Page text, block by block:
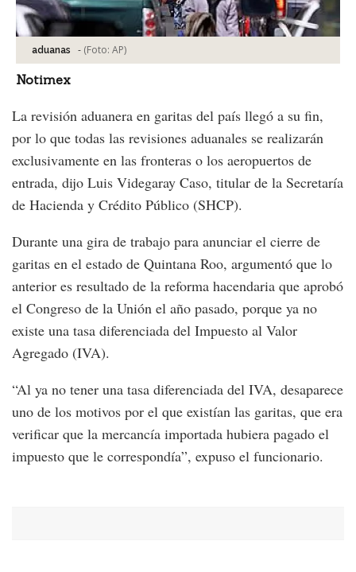
aduanas - (Foto: AP)
Notimex
La revisión aduanera en garitas del país llegó a su fin,
por lo que todas las revisiones aduanales se realizarán
exclusivamente en las fronteras o los aeropuertos de
entrada, dijo Luis Videgaray Caso, titular de la Secretaría
de Hacienda y Crédito Público (SHCP).
Durante una gira de trabajo para anunciar el cierre de
garitas en el estado de Quintana Roo, argumentó que lo
anterior es resultado de la reforma hacendaria que aprobó
el Congreso de la Unión el año pasado, porque ya no
existe una tasa diferenciada del Impuesto al Valor
Agregado (IVA).
“Al ya no tener una tasa diferenciada del IVA, desaparece
uno de los motivos por el que existían las garitas, que era
verificar que la mercancía importada hubiera pagado el
impuesto que le correspondía”, expuso el funcionario.